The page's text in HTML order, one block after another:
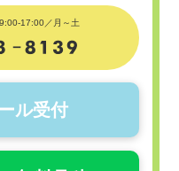
17:00／月～土
ル受付